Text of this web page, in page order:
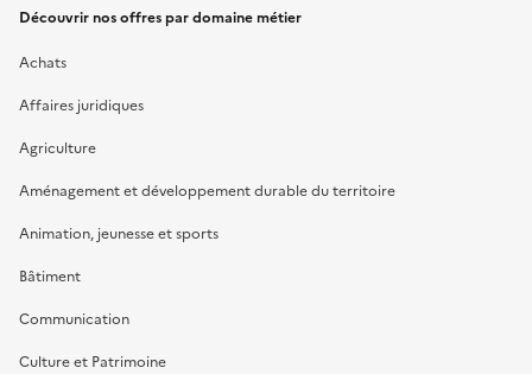
Découvrir nos offres par domaine métier
Achats
Affaires juridiques
Agriculture
Aménagement et développement durable du territoire
Animation, jeunesse et sports
Bâtiment
Communication
Culture et Patrimoine